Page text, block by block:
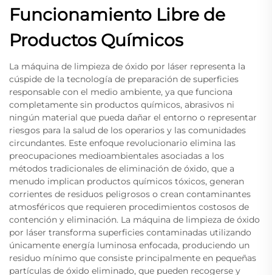
Funcionamiento Libre de
Productos Químicos
La máquina de limpieza de óxido por láser representa la
cúspide de la tecnología de preparación de superficies
responsable con el medio ambiente, ya que funciona
completamente sin productos químicos, abrasivos ni
ningún material que pueda dañar el entorno o representar
riesgos para la salud de los operarios y las comunidades
circundantes. Este enfoque revolucionario elimina las
preocupaciones medioambientales asociadas a los
métodos tradicionales de eliminación de óxido, que a
menudo implican productos químicos tóxicos, generan
corrientes de residuos peligrosos o crean contaminantes
atmosféricos que requieren procedimientos costosos de
contención y eliminación. La máquina de limpieza de óxido
por láser transforma superficies contaminadas utilizando
únicamente energía luminosa enfocada, produciendo un
residuo mínimo que consiste principalmente en pequeñas
partículas de óxido eliminado, que pueden recogerse y